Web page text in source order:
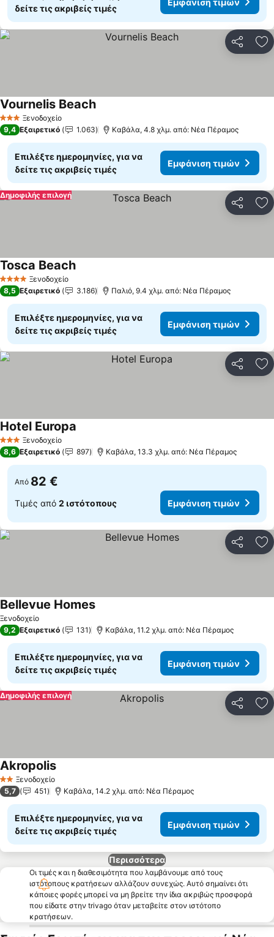
δείτε τις ακριβείς τιμές
3 ΑστέριαΞενοδοχείο
Vournelis Beach
9,4 Εξαιρετικό 1.063 Καβάλα, 4.8 χλμ. από: Νέα Πέραμος
Επιλέξτε ημερομηνίες, για να
δείτε τις ακριβείς τιμές
Εμφάνιση τιμών
Δημοφιλής επιλογή
4 ΑστέριαΞενοδοχείο
Tosca Beach
8,5 Εξαιρετικό 3.186 Παλιό, 9.4 χλμ. από: Νέα Πέραμος
Επιλέξτε ημερομηνίες, για να
δείτε τις ακριβείς τιμές
Εμφάνιση τιμών
3 ΑστέριαΞενοδοχείο
Hotel Europa
8,6 Εξαιρετικό 897 Καβάλα, 13.3 χλμ. από: Νέα Πέραμος
Από 82 €
Τιμές από 2 ιστότοπους Εμφάνιση τιμών
Ξενοδοχείο
Bellevue Homes
9,2 Εξαιρετικό 131 Καβάλα, 11.2 χλμ. από: Νέα Πέραμος
Επιλέξτε ημερομηνίες, για να
δείτε τις ακριβείς τιμές
Εμφάνιση τιμών
Δημοφιλής επιλογή
2 ΑστέριαΞενοδοχείο
Akropolis
5,7 451 Καβάλα, 14.2 χλμ. από: Νέα Πέραμος
Επιλέξτε ημερομηνίες, για να
δείτε τις ακριβείς τιμές
Εμφάνιση τιμών
Περισσότερα
Οι τιμές και η διαθεσιμότητα που λαμβάνουμε από τους
ιστότοπους κρατήσεων αλλάζουν συνεχώς. Αυτό σημαίνει ότι
κάποιες φορές μπορεί να μη βρείτε την ίδια ακριβώς προσφορά
που είδατε στην trivago όταν μεταβείτε στον ιστότοπο
κρατήσεων.